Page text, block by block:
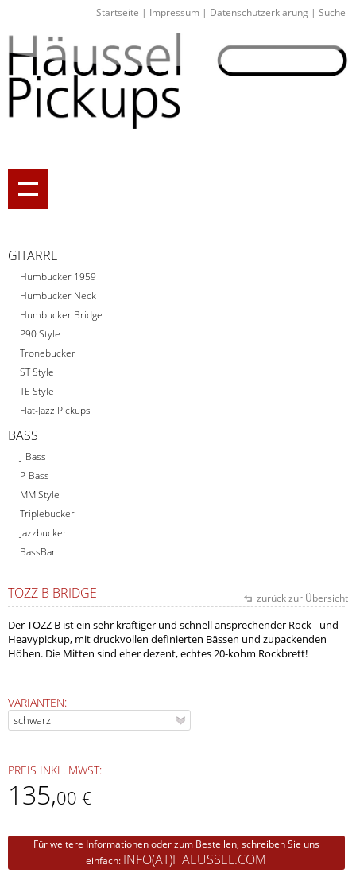
Startseite | Impressum | Datenschutzerklärung | Suche
GITARRE
Humbucker 1959
Humbucker Neck
Humbucker Bridge
P90 Style
Tronebucker
ST Style
TE Style
Flat-Jazz Pickups
BASS
J-Bass
P-Bass
MM Style
Triplebucker
Jazzbucker
BassBar
TOZZ B BRIDGE zurück zur Übersicht
Der TOZZ B ist ein sehr kräftiger und schnell ansprechender Rock- und
Heavypickup, mit druckvollen definierten Bässen und zupackenden
Höhen. Die Mitten sind eher dezent, echtes 20-kohm Rockbrett!
VARIANTEN:
PREIS INKL. MWST:
135,00 €
Für weitere Informationen oder zum Bestellen, schreiben Sie uns
einfach: INFO(AT)HAEUSSEL.COM